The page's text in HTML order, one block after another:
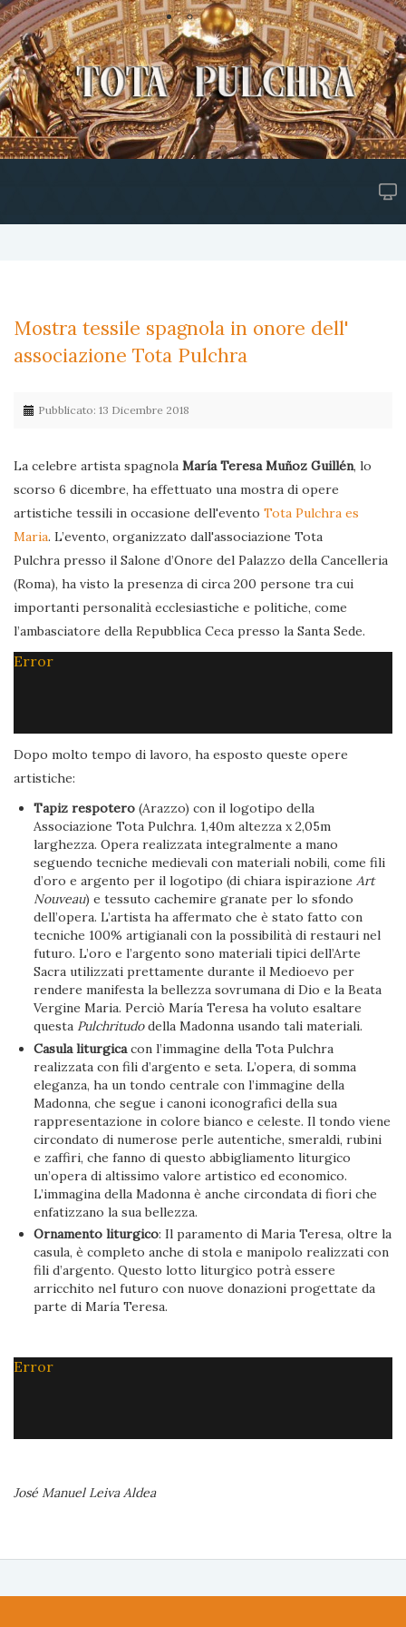
Mostra tessile spagnola in onore dell'
associazione Tota Pulchra
Pubblicato: 13 Dicembre 2018
La celebre artista spagnola María Teresa Muñoz Guillén, lo
scorso 6 dicembre, ha effettuato una mostra di opere
artistiche tessili in occasione dell'evento Tota Pulchra es
Maria. L’evento, organizzato dall'associazione Tota
Pulchra presso il Salone d’Onore del Palazzo della Cancelleria
(Roma), ha visto la presenza di circa 200 persone tra cui
importanti personalità ecclesiastiche e politiche, come
l’ambasciatore della Repubblica Ceca presso la Santa Sede.
Error
Dopo molto tempo di lavoro, ha esposto queste opere
artistiche:
Tapiz respotero (Arazzo) con il logotipo della
Associazione Tota Pulchra. 1,40m altezza x 2,05m
larghezza. Opera realizzata integralmente a mano
seguendo tecniche medievali con materiali nobili, come fili
d’oro e argento per il logotipo (di chiara ispirazioneArt
Nouveau) e tessuto cachemire granate per lo sfondo
dell’opera. L’artista ha affermato che è stato fatto con
tecniche 100% artigianali con la possibilità di restauri nel
futuro. L’oro e l’argento sono materiali tipici dell’Arte
Sacra utilizzati prettamente durante il Medioevo per
rendere manifesta la bellezza sovrumana di Dio e la Beata
Vergine Maria. Perciò María Teresa ha voluto esaltare
questa Pulchritudodella Madonna usando tali materiali.
Casula liturgicacon l’immagine della Tota Pulchra
realizzata con fili d’argento e seta. L’opera, di somma
eleganza, ha un tondo centrale con l’immagine della
Madonna, che segue i canoni iconografici della sua
rappresentazione in colore bianco e celeste. Il tondo viene
circondato di numerose perle autentiche, smeraldi, rubini
e zaffiri, che fanno di questo abbigliamento liturgico
un’opera di altissimo valore artistico ed economico.
L’immagina della Madonna è anche circondata di fiori che
enfatizzano la sua bellezza.
Ornamento liturgico: Il paramento di Maria Teresa, oltre la
casula, è completo anche di stola e manipolo realizzati con
fili d’argento. Questo lotto liturgico potrà essere
arricchito nel futuro con nuove donazioni progettate da
parte di María Teresa.
Error
José Manuel Leiva Aldea